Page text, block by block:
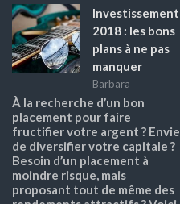
Investissement
2018 : les bons
plans à ne pas
manquer
Barbara
À la recherche d’un bon
placement pour faire
fructifier votre argent ? Envie
de diversifier votre capitale ?
Besoin d’un placement à
moindre risque, mais
proposant tout de même des